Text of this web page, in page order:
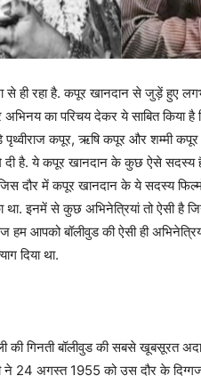
से ही रहा है. कपूर खानदान से जुड़ें हुए
अभिनय का परिचय देकर ये साबित किया
कपूर, ऋषि कपूर और शम्मी कपूर
है. ये कपूर खानदान के कुछ ऐसे सदस्य है
दौर में कपूर खानदान के ये सदस्य
इनमें से कुछ अभिनेत्रियां तो ऐसी है
हम आपको बॉलीवुड की ऐसी ही
दिया था.
की गिनती बॉलीवुड की सबसे खूबसूरत
ने 24 अगस्त 1955 को उस दौर के